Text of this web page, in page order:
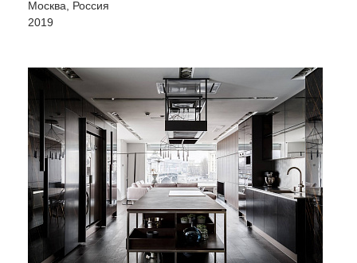
Москва, Россия
2019